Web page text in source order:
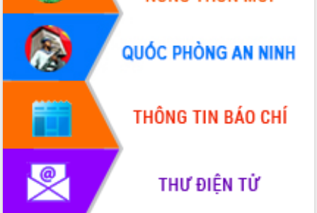
Định vị cà phê Việt Nam như một “di
sản sống” trong dòng chảy toàn cầu
Xây dựng nông thôn mới: Nâng cao đời
sống người dân từ những mô hình thiết
thực
Quyết liệt tháo gỡ vướng mắc, đẩy
nhanh tiến độ các dự án trọng điểm
trong Khu kinh tế Nam Phú Yên
Hòn Yến phát triển du lịch gắn với bảo
tồn biển
Lấy ý kiến điều chỉnh Quy hoạch tỉnh
Đắk Lắk thời kỳ 2021-2030, tầm nhìn